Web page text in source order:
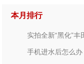
本月排行
实拍全新“黑化”
手机进水后怎么